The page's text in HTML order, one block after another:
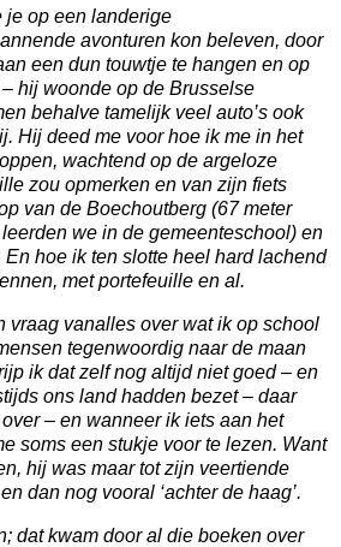
je op een landerige
avonturen kon beleven, door
een dun touwtje te hangen en op
hij woonde op de Brusselse
behalve tamelijk veel auto’s ook
Hij deed me voor hoe ik me in het
wachtend op de argeloze
zou opmerken en van zijn fiets
van de Boechoutberg (67 meter
we in de gemeenteschool) en
En hoe ik ten slotte heel hard lachend
met portefeuille en al.
vraag vanalles over wat ik op school
tegenwoordig naar de maan
ik dat zelf nog altijd niet goed – en
ons land hadden bezet – daar
– en wanneer ik iets aan het
soms een stukje voor te lezen. Want
hij was maar tot zijn veertiende
dan nog vooral ‘achter de haag’.
dat kwam door al die boeken over